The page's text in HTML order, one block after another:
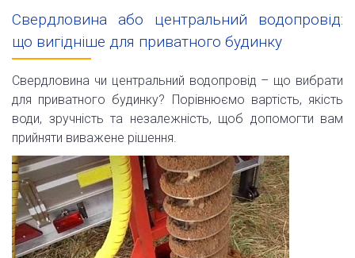
Свердловина або центральний водопровід:
що вигідніше для приватного будинку
Свердловина чи центральний водопровід – що вибрати
для приватного будинку? Порівнюємо вартість, якість
води, зручність та незалежність, щоб допомогти вам
прийняти виважене рішення.